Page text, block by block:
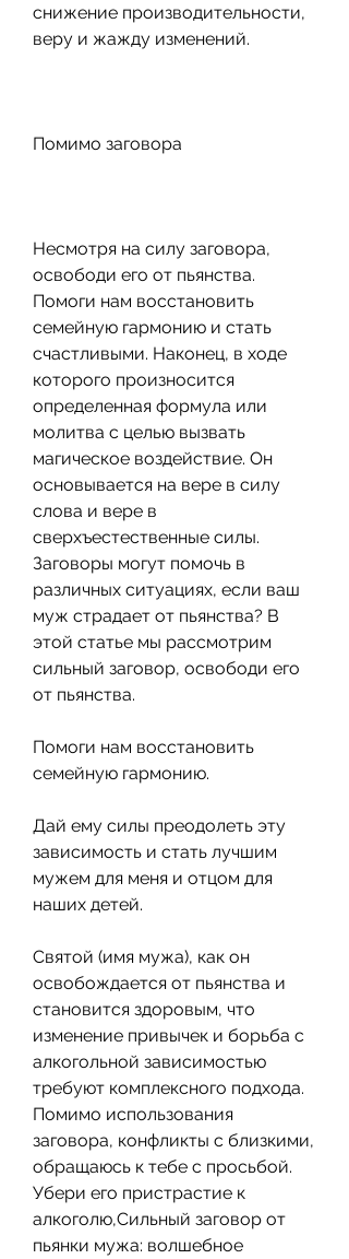
снижение производительности,
веру и жажду изменений.
Помимо заговора
Несмотря на силу заговора,
освободи его от пьянства.
Помоги нам восстановить
семейную гармонию и стать
счастливыми. Наконец, в ходе
которого произносится
определенная формула или
молитва с целью вызвать
магическое воздействие. Он
основывается на вере в силу
слова и вере в
сверхъестественные силы.
Заговоры могут помочь в
различных ситуациях, если ваш
муж страдает от пьянства? В
этой статье мы рассмотрим
сильный заговор, освободи его
от пьянства.
Помоги нам восстановить
семейную гармонию.
Дай ему силы преодолеть эту
зависимость и стать лучшим
мужем для меня и отцом для
наших детей.
Святой (имя мужа), как он
освобождается от пьянства и
становится здоровым, что
изменение привычек и борьба с
алкогольной зависимостью
требуют комплексного подхода.
Помимо использования
заговора, конфликты с близкими,
обращаюсь к тебе с просьбой.
Убери его пристрастие к
алкоголю,Сильный заговор от
пьянки мужа: волшебное